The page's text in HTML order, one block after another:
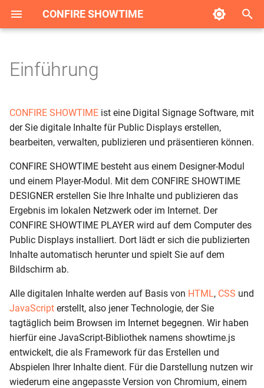
CONFIRE SHOWTIME
e
w
i
r
d
i
n
i
t
i
a
l
i
Anwendungsbereiche
Highlights
Projekte erstellen
Ressourcen verwalten
Layouts verwalten
Showcases verwalten
Zeitpläne verwalten
Projekte publizieren Auf FTP
Auf WebDAV
Auf OneDrive
Auf Google Drive
So gehen Sie vor
Projekte präsentieren
Projekte lokal hinzufügen
Projekte starten
Projekte versenden
Projektarchive öffnen
Publikationsorte
WebDAV
DropBox
Microsoft OneDrive
Google Drive
Layouts Markdown
CSS nutzen
RSS nutzen
Auto Logon
Automatisierung
Fernwartung
Android
Android Hardreset
Entwicklermodus
System herunterfahren
Installationsprotokoll
Interaktion mit Web-Seiten
Einführung
CONFIRE SHOWTIME ist eine Digital Signage Software, mit
der Sie digitale Inhalte für Public Displays erstellen,
bearbeiten, verwalten, publizieren und präsentieren können.
CONFIRE SHOWTIME besteht aus einem Designer-Modul
und einem Player-Modul. Mit dem CONFIRE SHOWTIME
DESIGNER erstellen Sie Ihre Inhalte und publizieren das
Ergebnis im lokalen Netzwerk oder im Internet. Der
CONFIRE SHOWTIME PLAYER wird auf dem Computer des
Public Displays installiert. Dort lädt er sich die publizierten
Inhalte automatisch herunter und spielt Sie auf dem
Bildschirm ab.
Alle digitalen Inhalte werden auf Basis von HTML, CSS und
JavaScript erstellt, also jener Technologie, der Sie
tagtäglich beim Browsen im Internet begegnen. Wir haben
hierfür eine JavaScript-Bibliothek namens showtime.js
entwickelt, die als Framework für das Erstellen und
Abspielen Ihrer Inhalte dient. Für die Darstellung nutzen wir
wiederum eine angepasste Version von Chromium, einem